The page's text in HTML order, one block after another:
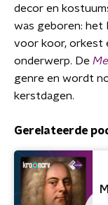
decor en
was geboren: het
voor koor, orkest
onderwerp. De
genre en wordt
kerstdagen.
Gerelateerde